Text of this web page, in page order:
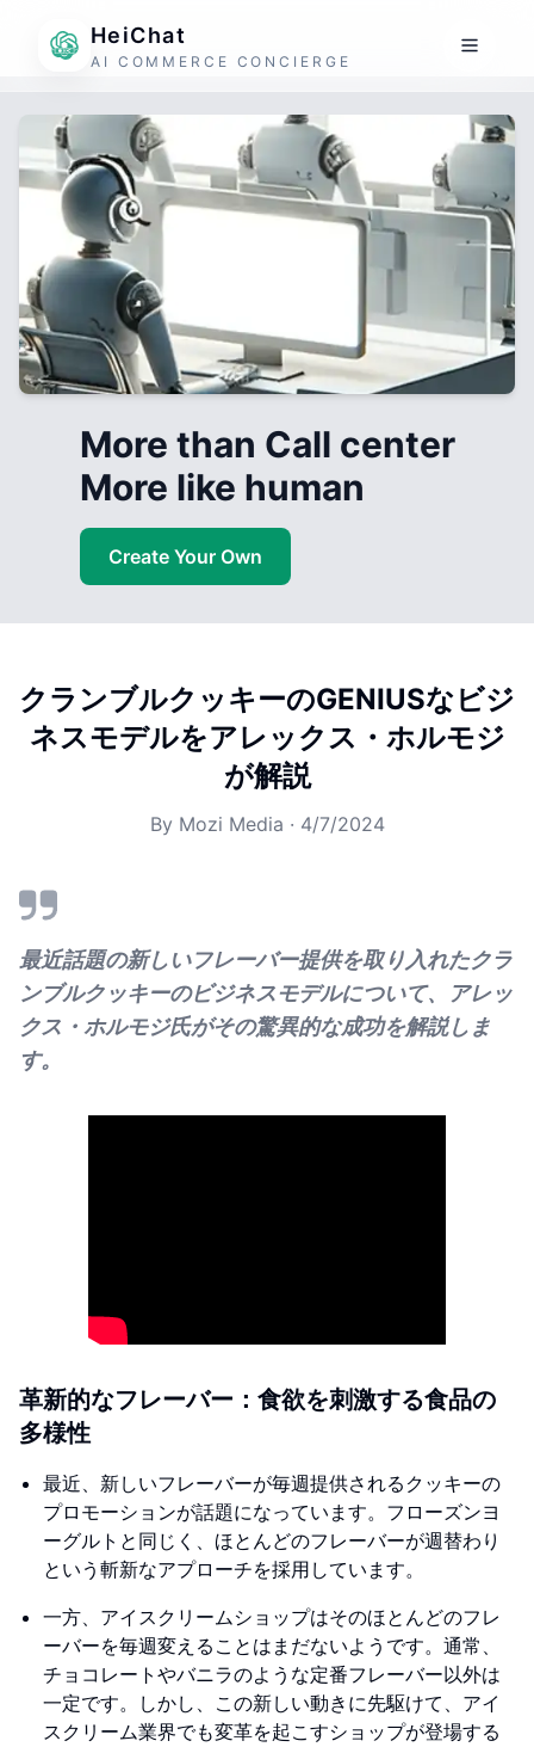
HeiChat
AI COMMERCE CONCIERGE
More than Call center
More like human
Create Your Own
クランブルクッキーのGENIUSなビジ
ネスモデルをアレックス・ホルモジ
が解説
By Mozi Media · 4/7/2024
最近話題の新しいフレーバー提供を取り入れたクラ
ンブルクッキーのビジネスモデルについて、アレッ
クス・ホルモジ氏がその驚異的な成功を解説しま
す。
革新的なフレーバー：食欲を刺激する食品の
多様性
最近、新しいフレーバーが毎週提供されるクッキーの
プロモーションが話題になっています。フローズンヨ
ーグルトと同じく、ほとんどのフレーバーが週替わり
という斬新なアプローチを採用しています。
一方、アイスクリームショップはそのほとんどのフレ
ーバーを毎週変えることはまだないようです。通常、
チョコレートやバニラのような定番フレーバー以外は
一定です。しかし、この新しい動きに先駆けて、アイ
スクリーム業界でも変革を起こすショップが登場する